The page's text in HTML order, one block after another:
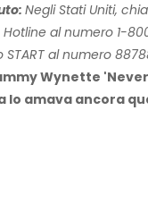
Negli Stati Uniti,
al numero 1-
al numero
Wynette
lo amava ancora